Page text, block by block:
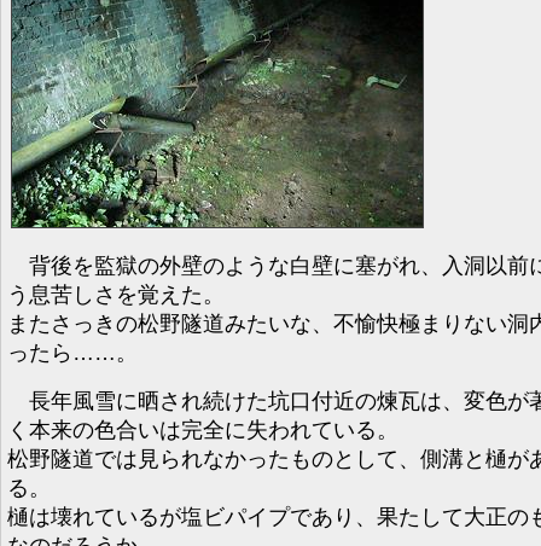
背後を監獄の外壁のような白壁に塞がれ、入洞以前
う息苦しさを覚えた。
またさっきの松野隧道みたいな、不愉快極まりない洞
ったら……。
長年風雪に晒され続けた坑口付近の煉瓦は、変色が
く本来の色合いは完全に失われている。
松野隧道では見られなかったものとして、側溝と樋が
る。
樋は壊れているが塩ビパイプであり、果たして大正の